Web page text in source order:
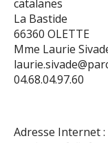
catalanes
La Bastide
66360 OLETTE
Mme Laurie
04.68.04.97.60
Adresse Internet